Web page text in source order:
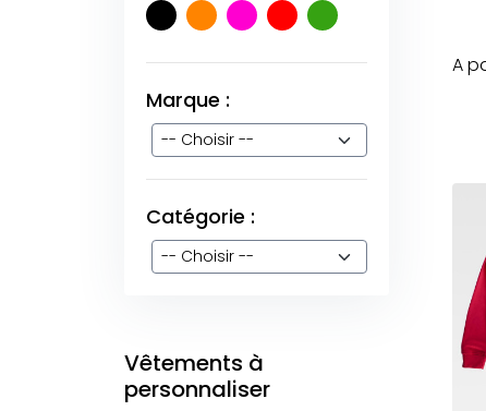
A
Marque :
Catégorie :
Vêtements à
personnaliser